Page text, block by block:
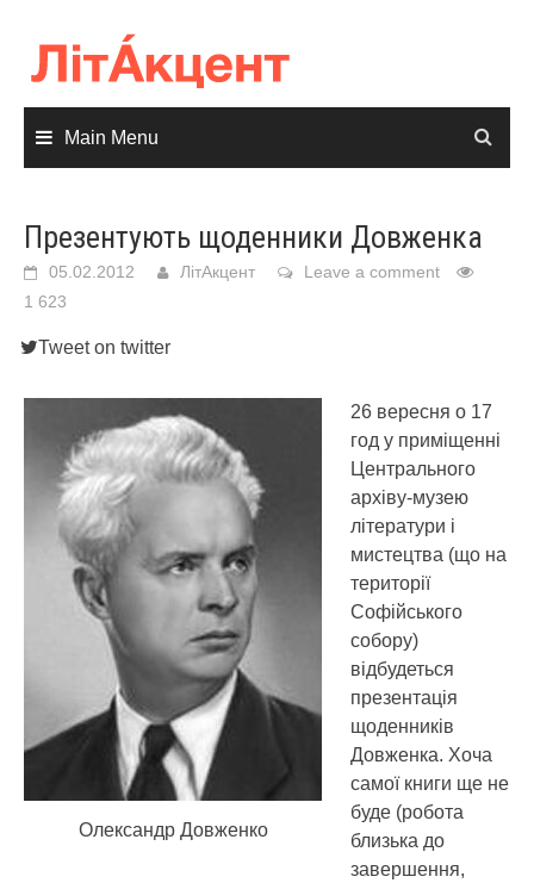
content
Main Menu
Презентують щоденники Довженка
05.02.2012 ЛітАкцент
Leave a comment
1 623
Tweet on twitter
Олександр Довженко
26 вересня о 17
год у приміщенні
Центрального
архіву-музею
літератури і
мистецтва (що на
території
Софійського
собору)
відбудеться
презентація
щоденників
Довженка. Хоча
самої книги ще не
буде (робота
близька до
завершення,